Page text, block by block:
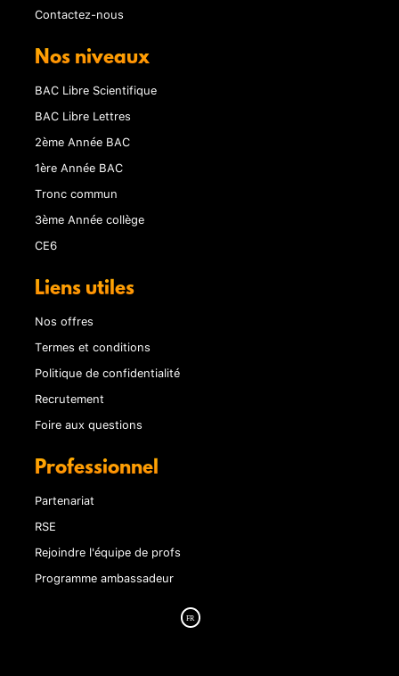
Contactez-nous
Nos niveaux
BAC Libre Scientifique
BAC Libre Lettres
2ème Année BAC
1ère Année BAC
Tronc commun
3ème Année collège
CE6
Liens utiles
Nos offres
Termes et conditions
Politique de confidentialité
Recrutement
Foire aux questions
Professionnel
Partenariat
RSE
Rejoindre l'équipe de profs
Programme ambassadeur